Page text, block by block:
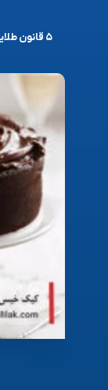
۵ قانون طلایی برای داشتن کودک خوش غذا و خوش اشتها